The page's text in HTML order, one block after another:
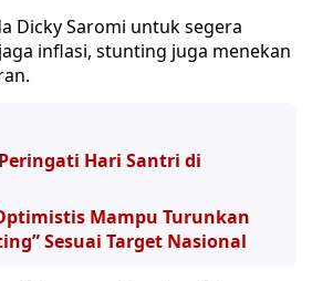
Dicky Saromi untuk segera
inflasi, stunting juga menekan
Hari Santri di
Mampu Turunkan
Sesuai Target Nasional